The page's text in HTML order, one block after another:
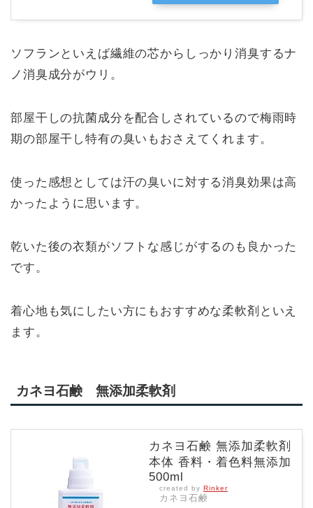
ソフランといえば繊維の芯からしっかり消臭するナ
ノ消臭成分がウリ。
部屋干しの抗菌成分を配合しされているので梅雨時
期の部屋干し特有の臭いもおさえてくれます。
使った感想としては汗の臭いに対する消臭効果は高
かったように思います。
乾いた後の衣類がソフトな感じがするのも良かった
です。
着心地も気にしたい方にもおすすめな柔軟剤といえ
ます。
カネヨ石鹸 無添加柔軟剤
カネヨ石鹸 無添加柔軟剤
本体 香料・着色料無添加
500ml
created by Rinker
カネヨ石鹸